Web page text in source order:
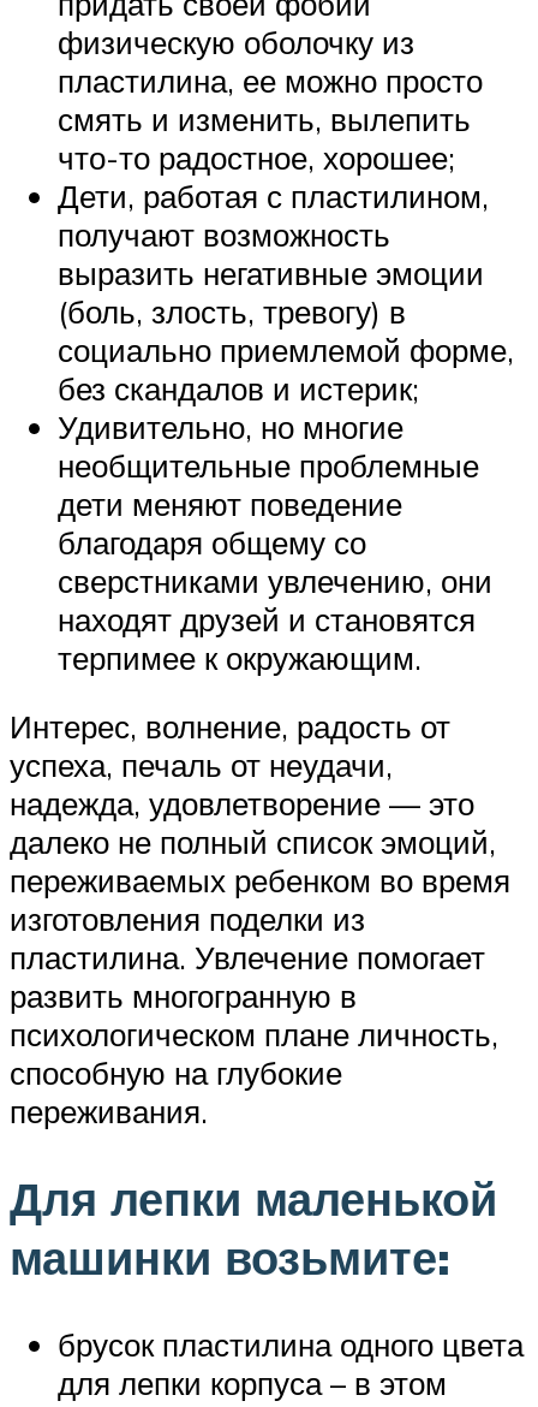
физическую оболочку из
пластилина, ее можно просто
смять и изменить, вылепить
что-то радостное, хорошее;
Дети, работая с пластилином,
получают возможность
выразить негативные эмоции
(боль, злость, тревогу) в
социально приемлемой форме,
без скандалов и истерик;
Удивительно, но многие
необщительные проблемные
дети меняют поведение
благодаря общему со
сверстниками увлечению, они
находят друзей и становятся
терпимее к окружающим.
Интерес, волнение, радость от
успеха, печаль от неудачи,
надежда, удовлетворение — это
далеко не полный список эмоций,
переживаемых ребенком во время
изготовления поделки из
пластилина. Увлечение помогает
развить многогранную в
психологическом плане личность,
способную на глубокие
переживания.
Для лепки маленькой
машинки возьмите:
брусок пластилина одного цвета
для лепки корпуса – в этом